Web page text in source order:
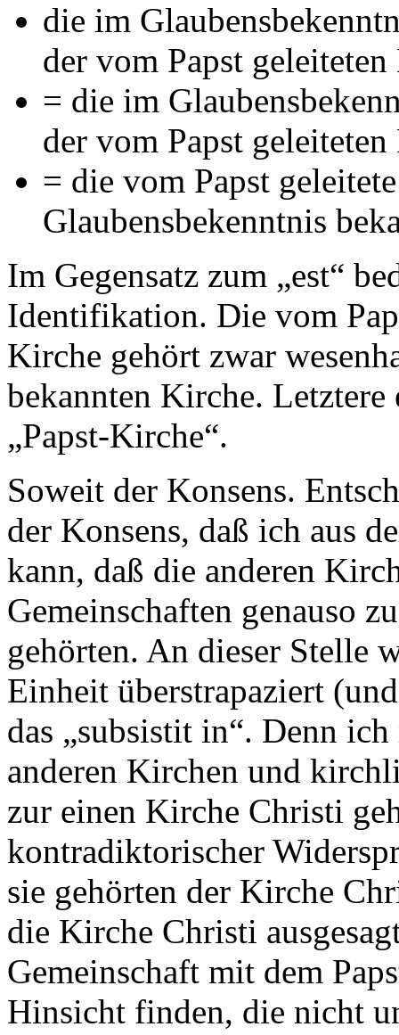
die im
der vom Papst
= die im
der vom Papst
= die vom Papst
Glaubensbekenntnis
Im Gegensatz zum „est“
Identifikation. Die vom
Kirche gehört zwar
bekannten Kirche.
„Papst-Kirche“.
Soweit der Konsens.
der Konsens, daß ich aus
kann, daß die anderen
Gemeinschaften genauso
gehörten. An dieser Stelle
Einheit überstrapaziert
das „subsistit in“. Denn
anderen Kirchen und
zur einen Kirche Christi
kontradiktorischer
sie gehörten der Kirche
die Kirche Christi
Gemeinschaft mit dem
Hinsicht finden, die nicht